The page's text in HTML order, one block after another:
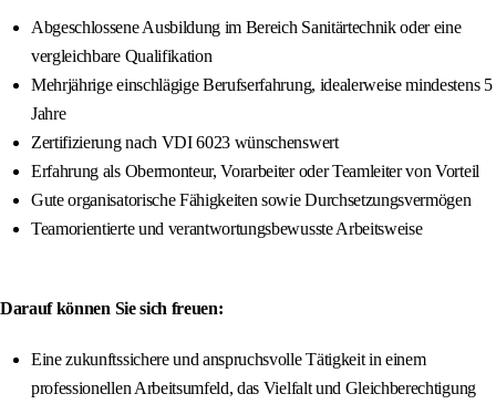
Abgeschlossene Ausbildung im Bereich Sanitärtechnik oder eine
vergleichbare Qualifikation
Mehrjährige einschlägige Berufserfahrung, idealerweise mindestens 5
Jahre
Zertifizierung nach VDI 6023 wünschenswert
Erfahrung als Obermonteur, Vorarbeiter oder Teamleiter von Vorteil
Gute organisatorische Fähigkeiten sowie Durchsetzungsvermögen
Teamorientierte und verantwortungsbewusste Arbeitsweise
Darauf können Sie sich freuen:
Eine zukunftssichere und anspruchsvolle Tätigkeit in einem
professionellen Arbeitsumfeld, das Vielfalt und Gleichberechtigung